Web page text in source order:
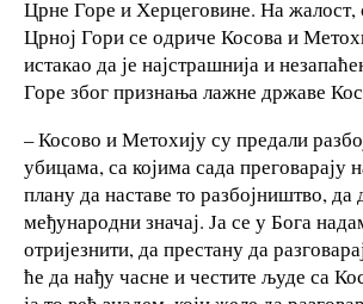
Црне Горе и Херцеговине. На жалост,
Црној Гори се одриче Косова и
истакао да је најстрашнија и
Горе због признања лажне државе
– Косово и Метохију су предали
убицама, са којима сада преговарају
плану да наставе то разбојништво, да
међународни значај. Ја се у Бога
отријезнити, да престану да
ће да нађу часне и честите људе са